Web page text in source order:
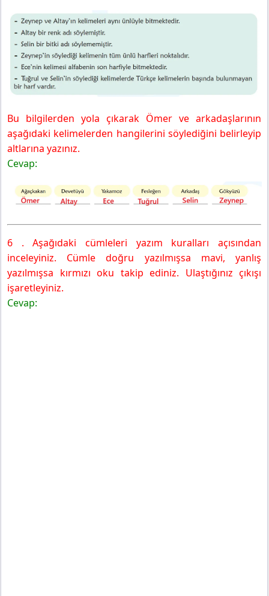
Bu bilgilerden yola çıkarak Ömer ve arkadaşlarının
aşağıdaki kelimelerden hangilerini söylediğini belirleyip
altlarına yazınız.
Cevap:
6 . Aşağıdaki cümleleri yazım kuralları açısından
inceleyiniz. Cümle doğru yazılmışsa mavi, yanlış
yazılmışsa kırmızı oku takip ediniz. Ulaştığınız çıkışı
işaretleyiniz.
Cevap: